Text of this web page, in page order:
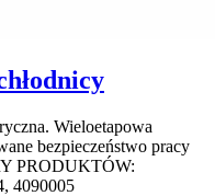
Wieloetapowa
bezpieczeństwo pracy
PRODUKTÓW:
4090005